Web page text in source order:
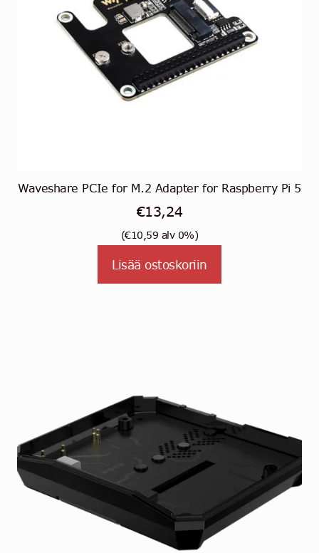
Waveshare PCIe for M.2 Adapter for Raspberry Pi 5
€13,24
(€10,59 alv 0%)
Lisää ostoskoriin